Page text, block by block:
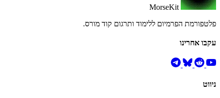
MorseKit
פלטפורמת הפרמיום ללימוד ותרגום קוד מורס.
עקבו אחרינו
ניווט